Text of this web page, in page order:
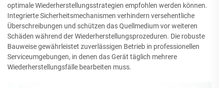
optimale Wiederherstellungsstrategien empfohlen werden können.
Integrierte Sicherheitsmechanismen verhindern versehentliche
Überschreibungen und schützen das Quellmedium vor weiteren
Schäden während der Wiederherstellungsprozeduren. Die robuste
Bauweise gewährleistet zuverlässigen Betrieb in professionellen
Serviceumgebungen, in denen das Gerät täglich mehrere
Wiederherstellungsfälle bearbeiten muss.